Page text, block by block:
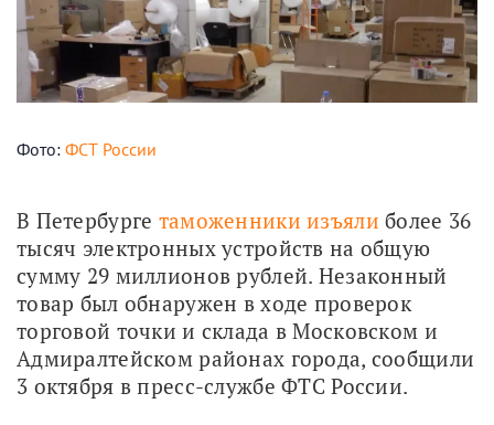
Фото: ФСТ России
В Петербурге таможенники изъяли более 36
тысяч электронных устройств на общую
сумму 29 миллионов рублей. Незаконный
товар был обнаружен в ходе проверок
торговой точки и склада в Московском и
Адмиралтейском районах города, сообщили
3 октября в пресс-службе ФТС России.